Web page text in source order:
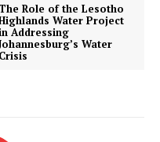
The Role of the Lesotho
Water Project
Addressing
Water
Crisis